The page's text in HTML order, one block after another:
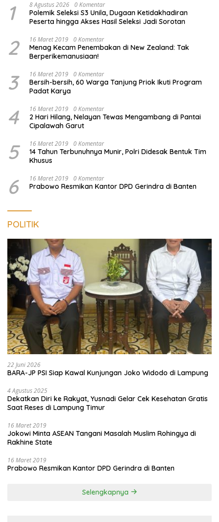
1 8 Agustus 2026 0 Komentar
Polemik Seleksi S3 Unila, Dugaan Ketidakhadiran
Peserta hingga Akses Hasil Seleksi Jadi Sorotan
2 16 Maret 2019 0 Komentar
Menag Kecam Penembakan di New Zealand: Tak
Berperikemanusiaan!
3 16 Maret 2019 0 Komentar
Bersih-bersih, 60 Warga Tanjung Priok Ikuti Program
Padat Karya
4 16 Maret 2019 0 Komentar
2 Hari Hilang, Nelayan Tewas Mengambang di Pantai
Cipalawah Garut
5 16 Maret 2019 0 Komentar
14 Tahun Terbunuhnya Munir, Polri Didesak Bentuk Tim
Khusus
6 16 Maret 2019 0 Komentar
Prabowo Resmikan Kantor DPD Gerindra di Banten
POLITIK
22 Juni 2026
BARA-JP PSI Siap Kawal Kunjungan Joko Widodo di Lampung
4 Agustus 2025
Dekatkan Diri ke Rakyat, Yusnadi Gelar Cek Kesehatan Gratis
Saat Reses di Lampung Timur
16 Maret 2019
Jokowi Minta ASEAN Tangani Masalah Muslim Rohingya di
Rakhine State
16 Maret 2019
Prabowo Resmikan Kantor DPD Gerindra di Banten
Selengkapnya